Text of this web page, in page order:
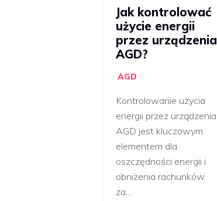
Jak kontrolować
użycie energii
przez urządzenia
AGD?
AGD
Kontrolowanie użycia
energii przez urządzenia
AGD jest kluczowym
elementem dla
oszczędności energii i
obniżenia rachunków
za…